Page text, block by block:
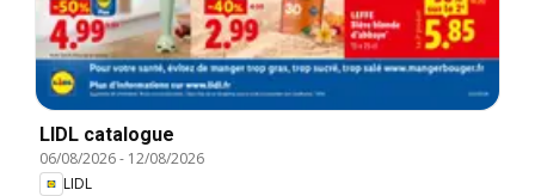
LIDL catalogue
06/08/2026- 12/08/2026
LIDL